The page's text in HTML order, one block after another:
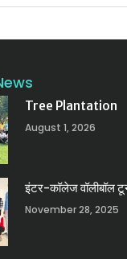
Tree Plantation
August 1, 2026
इंटर-कॉलेज वॉलीबॉल
November 28, 2025